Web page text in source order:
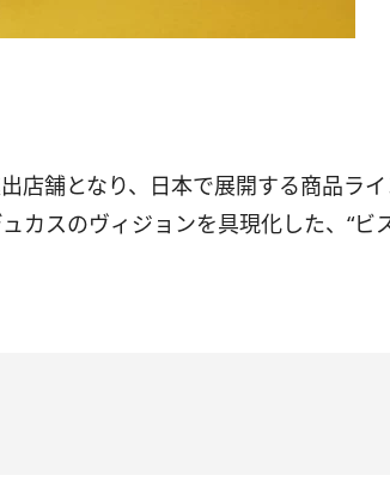
店舗となり、日本で展開する商品ラ
カスのヴィジョンを具現化した、“ビ